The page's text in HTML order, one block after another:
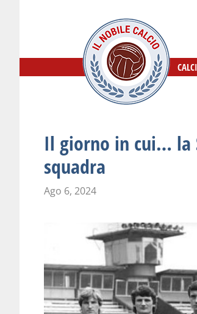
Il giorno in cui… la
squadra
Ago 6, 2024